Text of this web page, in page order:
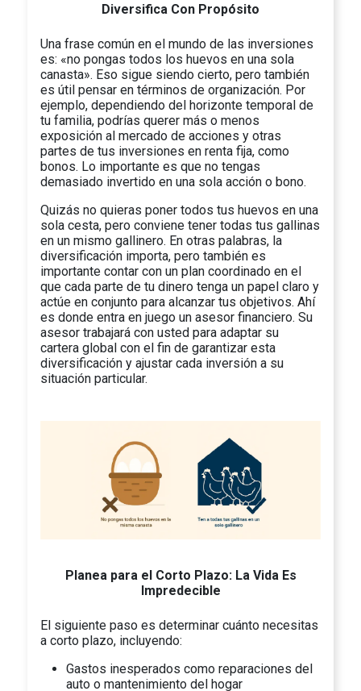
Diversifica Con Propósito
Una frase común en el mundo de las inversiones
es: «no pongas todos los huevos en una sola
canasta». Eso sigue siendo cierto, pero también
es útil pensar en términos de organización. Por
ejemplo, dependiendo del horizonte temporal de
tu familia, podrías querer más o menos
exposición al mercado de acciones y otras
partes de tus inversiones en renta fija, como
bonos. Lo importante es que no tengas
demasiado invertido en una sola acción o bono.
Quizás no quieras poner todos tus huevos en una
sola cesta, pero conviene tener todas tus gallinas
en un mismo gallinero. En otras palabras, la
diversificación importa, pero también es
importante contar con un plan coordinado en el
que cada parte de tu dinero tenga un papel claro y
actúe en conjunto para alcanzar tus objetivos. Ahí
es donde entra en juego un asesor financiero. Su
asesor trabajará con usted para adaptar su
cartera global con el fin de garantizar esta
diversificación y ajustar cada inversión a su
situación particular.
Planea para el Corto Plazo: La Vida Es
Impredecible
El siguiente paso es determinar cuánto necesitas
a corto plazo, incluyendo:
Gastos inesperados como reparaciones del
auto o mantenimiento del hogar